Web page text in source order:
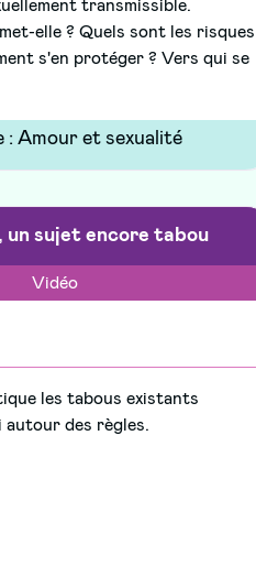
transmissible.
elle ? Quels sont les risques
s'en protéger ? Vers qui se
un sujet encore tabou
Vidéo
les tabous existants
autour des règles.